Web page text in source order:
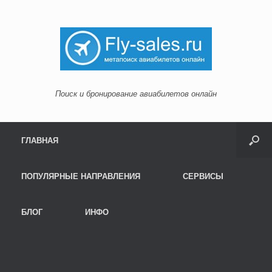
Поиск и бронирование авиабилетов онлайн
ГЛАВНАЯ
ПОПУЛЯРНЫЕ НАПРАВЛЕНИЯ СЕРВИСЫ
БЛОГ ИНФО